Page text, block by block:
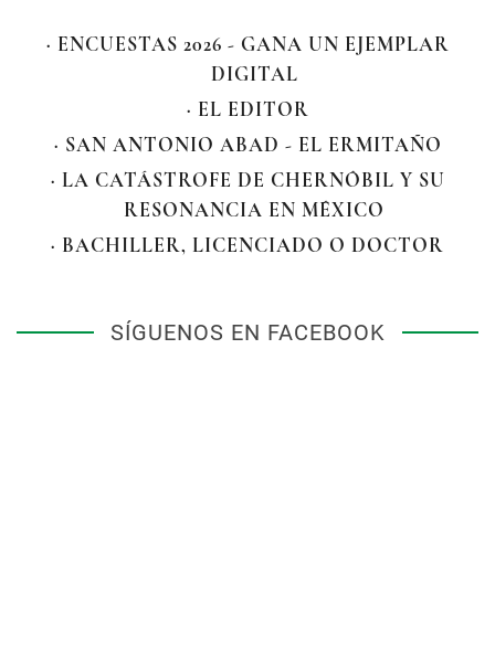
· ENCUESTAS 2026 - GANA UN EJEMPLAR
DIGITAL
· EL EDITOR
· SAN ANTONIO ABAD - EL ERMITAÑO
· LA CATÁSTROFE DE CHERNÓBIL Y SU
RESONANCIA EN MÉXICO
· BACHILLER, LICENCIADO O DOCTOR
SÍGUENOS EN FACEBOOK